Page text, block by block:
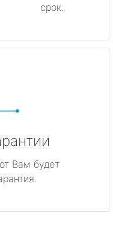
срок.
Вам будет